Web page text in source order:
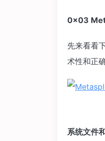
0×03
先来看看
术性和正确
系统文件